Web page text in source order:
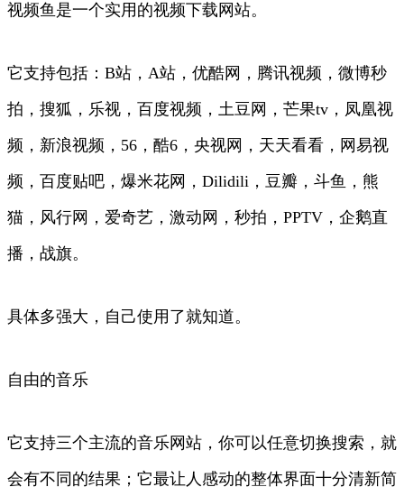
视频鱼是一个实用的视频下载网站。
它支持包括：B站，A站，优酷网，腾讯视频，微博秒
拍，搜狐，乐视，百度视频，土豆网，芒果tv，凤凰视
频，新浪视频，56，酷6，央视网，天天看看，网易视
频，百度贴吧，爆米花网，Dilidili，豆瓣，斗鱼，熊
猫，风行网，爱奇艺，激动网，秒拍，PPTV，企鹅直
播，战旗。
具体多强大，自己使用了就知道。
自由的音乐
它支持三个主流的音乐网站，你可以任意切换搜索，就
会有不同的结果；它最让人感动的整体界面十分清新简